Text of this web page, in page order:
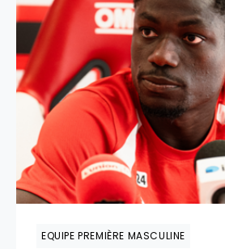
EQUIPE PREMIÈRE MASCULINE